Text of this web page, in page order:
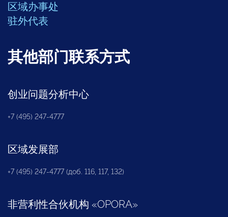
区域办事处
驻外代表
其他部门联系方式
创业问题分析中心
+7 (495) 247-4777
区域发展部
+7 (495) 247-4777 (доб. 116, 117, 132)
非营利性合伙机构 «OPORA»